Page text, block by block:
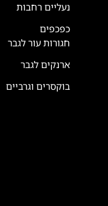
נעליים רחבות
כפכפים
חגורות עור לגבר
ארנקים לגבר
בוקסרים וגרביים